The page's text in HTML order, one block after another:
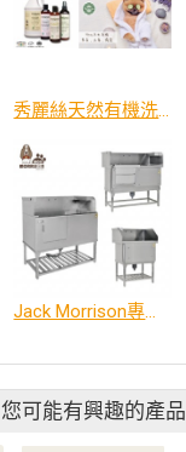
秀麗絲天然有機洗劑
您可能有興趣的產品